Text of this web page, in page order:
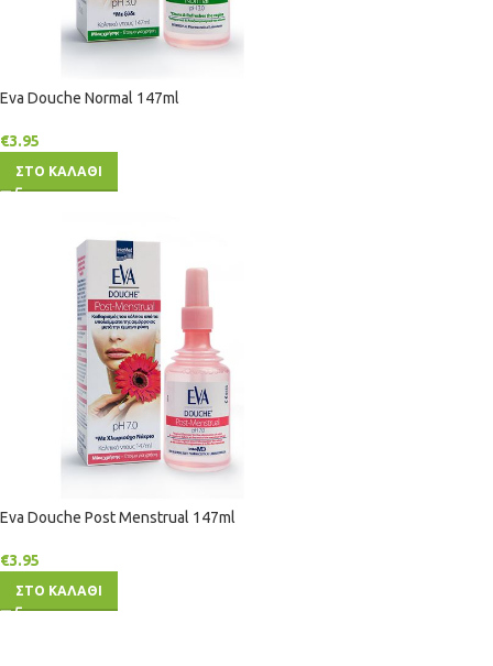
Eva Douche Normal 147ml
€3.95
ΣΤΟ ΚΑΛΑΘΙ
Eva Douche Post Menstrual 147ml
€3.95
ΣΤΟ ΚΑΛΑΘΙ